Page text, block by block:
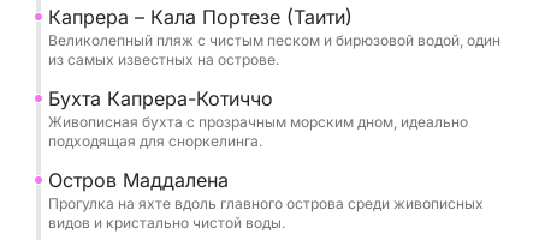
бухт Сардинии, идеально подходящие для
купания и сноркелинга.
Тур продолжается к Ла-Маддалене и острову
Спарги, где природа остается нетронутой, а
течение дня запланировано несколько остановок
для купания и отдыха на борту, где можно
Капрера – Кала Портезе (Таити)
Великолепный пляж с чистым песком и бирюзовой водой, один
из самых известных на острове.
Бухта Капрера-Котиччо
Живописная бухта с прозрачным морским дном, идеально
подходящая для сноркелинга.
Остров Маддалена
Прогулка на яхте вдоль главного острова среди живописных
видов и кристально чистой воды.